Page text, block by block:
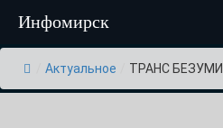
содержимому
Инфомирск
Актуальное ТРАНС